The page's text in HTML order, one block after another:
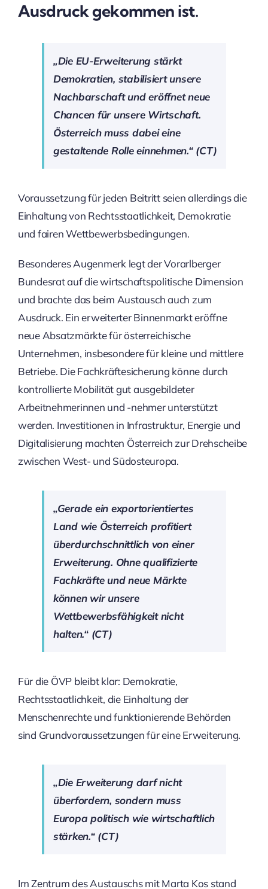
Ausdruck gekommen ist.
„Die EU-Erweiterung stärkt
Demokratien, stabilisiert unsere
Nachbarschaft und eröffnet neue
Chancen für unsere Wirtschaft.
Österreich muss dabei eine
gestaltende Rolle einnehmen.“ (CT)
Voraussetzung für jeden Beitritt seien allerdings die
Einhaltung von Rechtsstaatlichkeit, Demokratie
und fairen Wettbewerbsbedingungen.
Besonderes Augenmerk legt der Vorarlberger
Bundesrat auf die wirtschaftspolitische Dimension
und brachte das beim Austausch auch zum
Ausdruck. Ein erweiterter Binnenmarkt eröffne
neue Absatzmärkte für österreichische
Unternehmen, insbesondere für kleine und mittlere
Betriebe. Die Fachkräftesicherung könne durch
kontrollierte Mobilität gut ausgebildeter
Arbeitnehmerinnen und -nehmer unterstützt
werden. Investitionen in Infrastruktur, Energie und
Digitalisierung machten Österreich zur Drehscheibe
zwischen West- und Südosteuropa.
„Gerade ein exportorientiertes
Land wie Österreich profitiert
überdurchschnittlich von einer
Erweiterung. Ohne qualifizierte
Fachkräfte und neue Märkte
können wir unsere
Wettbewerbsfähigkeit nicht
halten.“ (CT)
Für die ÖVP bleibt klar: Demokratie,
Rechtsstaatlichkeit, die Einhaltung der
Menschenrechte und funktionierende Behörden
sind Grundvoraussetzungen für eine Erweiterung.
„Die Erweiterung darf nicht
überfordern, sondern muss
Europa politisch wie wirtschaftlich
stärken.“ (CT)
Im Zentrum des Austauschs mit Marta Kos stand